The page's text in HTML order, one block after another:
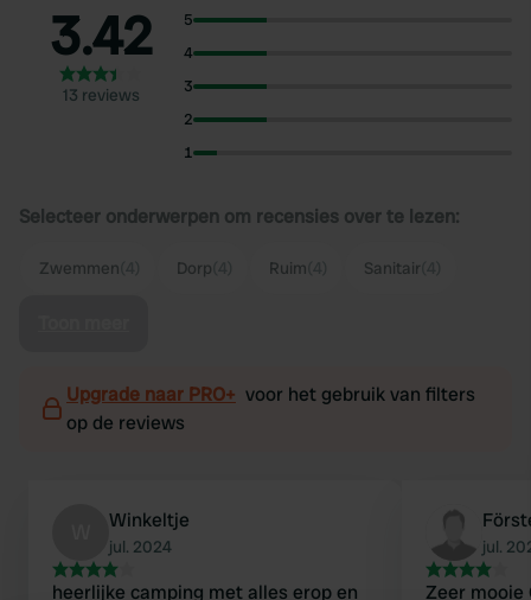
3.42
13 reviews
5
4
3
2
1
Selecteer onderwerpen om recensies over te lezen:
Zwemmen Dorp Ruim Sanitair
Upgrade naar PRO+ voor het gebruik van filters
op de reviews
Winkeltje
jul. 2024
heerlijke camping met alles erop en
jul.
Zeer mooie